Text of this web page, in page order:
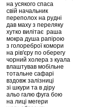
на усякого спаса
свій начальник
переполох на рудні
дав маху з переляку
хутко вилітає раша
мокра душа рапірою
з голореброї комори
на рів'єру по оберегу
чорний холера з куала
влаштував мобільне
тотальне сафарі
вздовж залізниці
зі шкури та в діру
альо галю фуга бою
на лиці мегери